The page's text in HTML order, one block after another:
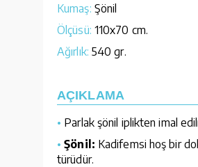
Kumaş: Şönil
Ölçüsü: 110x70 cm.
Ağırlık: 540 gr.
AÇIKLAMA
• Parlak şönil iplikten imal
• Şönil: Kadifemsi hoş bir
türüdür.